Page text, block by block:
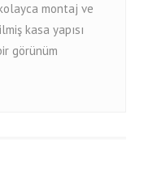
montaj ve
kasa yapısı
görünüm